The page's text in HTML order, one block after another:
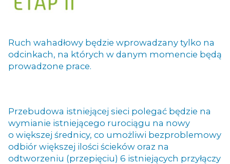
Ruch wahadłowy będzie wprowadzany tylko na
odcinkach, na których w danym momencie będą
prowadzone prace.
Przebudowa istniejącej sieci polegać będzie na
wymianie istniejącego rurociągu na nowy
o większej średnicy, co umożliwi bezproblemowy
odbiór większej ilości ścieków oraz na
odtworzeniu (przepięciu) 6 istniejących przyłączy